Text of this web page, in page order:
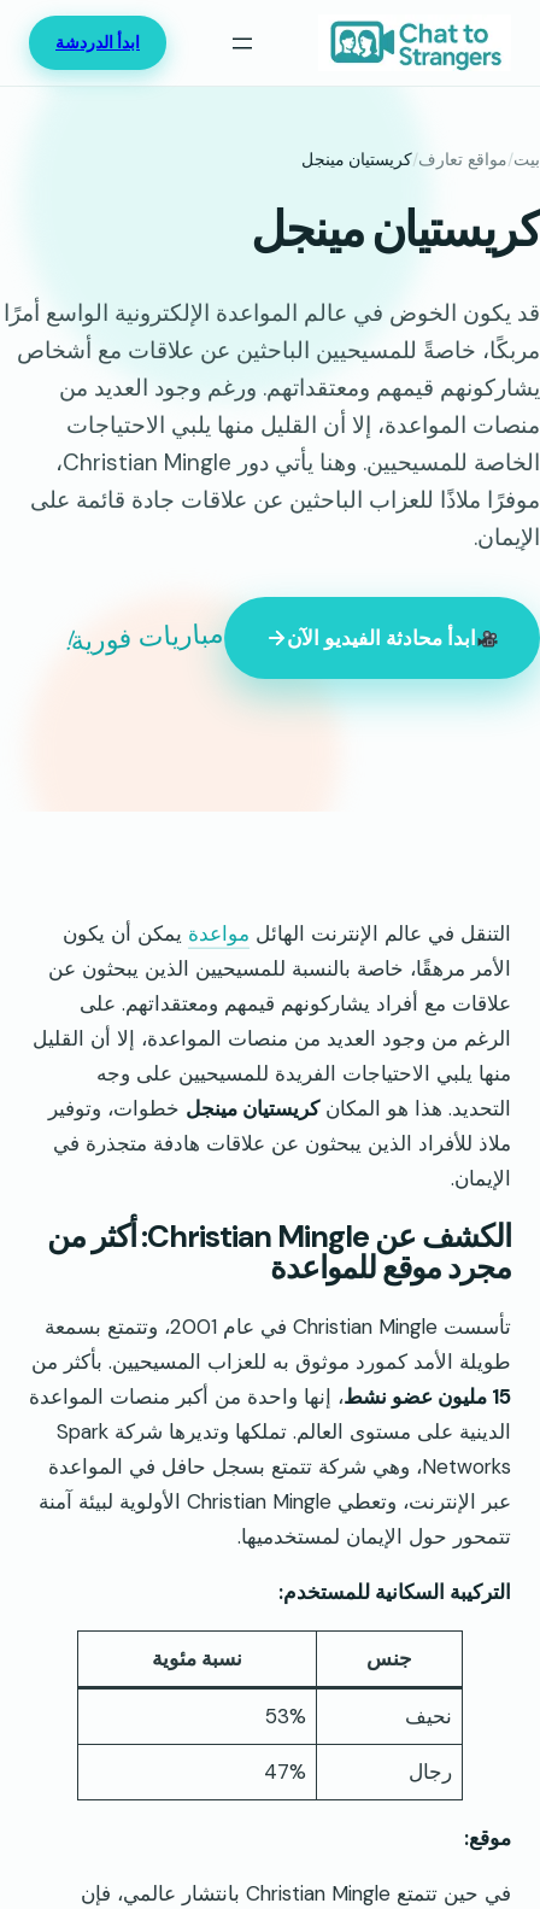
ابدأ الدردشة
بيت/مواقع تعارف/كريستيان مينجل
كريستيان مينجل
قد يكون الخوض في عالم المواعدة الإلكترونية الواسع أمرًا
مربكًا، خاصةً للمسيحيين الباحثين عن علاقات مع أشخاص
يشاركونهم قيمهم ومعتقداتهم. ورغم وجود العديد من
منصات المواعدة، إلا أن القليل منها يلبي الاحتياجات
الخاصة للمسيحيين. وهنا يأتي دور Christian Mingle،
موفرًا ملاذًا للعزاب الباحثين عن علاقات جادة قائمة على
الإيمان.
ابدأ محادثة الفيديو الآن مباريات فورية!
التنقل في عالم الإنترنت الهائل مواعدة يمكن أن يكون
الأمر مرهقًا، خاصة بالنسبة للمسيحيين الذين يبحثون عن
علاقات مع أفراد يشاركونهم قيمهم ومعتقداتهم. على
الرغم من وجود العديد من منصات المواعدة، إلا أن القليل
منها يلبي الاحتياجات الفريدة للمسيحيين على وجه
التحديد. هذا هو المكانكريستيان مينجل خطوات، وتوفير
ملاذ للأفراد الذين يبحثون عن علاقات هادفة متجذرة في
الإيمان.
الكشف عن Christian Mingle: أكثر من
مجرد موقع للمواعدة
تأسست Christian Mingle في عام 2001، وتتمتع بسمعة
طويلة الأمد كمورد موثوق به للعزاب المسيحيين. بأكثر من
15 مليون عضو نشط
، إنها واحدة من أكبر منصات المواعدة
الدينية على مستوى العالم. تملكها وتديرها شركة Spark
Networks، وهي شركة تتمتع بسجل حافل في المواعدة
عبر الإنترنت، وتعطي Christian Mingle الأولوية لبيئة آمنة
تتمحور حول الإيمان لمستخدميها.
التركيبة السكانية للمستخدم:
جنس نسبة مئوية
نحيف 53%
رجال 47%
موقع:
في حين تتمتع Christian Mingle بانتشار عالمي، فإن